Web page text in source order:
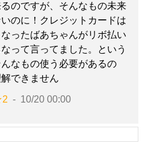
のですが、そんなもの未来
のに！クレジットカードは
ったばあちゃんがリボ払い
って言ってました。という
なもの使う必要があるの
できません
10/20 00:00